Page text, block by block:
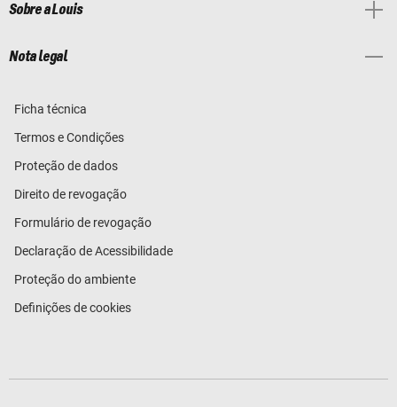
Sobre a Louis
Nota legal
Ficha técnica
Termos e Condições
Proteção de dados
Direito de revogação
Formulário de revogação
Declaração de Acessibilidade
Proteção do ambiente
Definições de cookies